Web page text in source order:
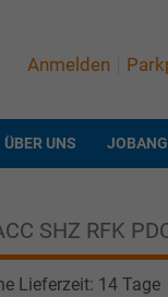
Anmelden
ÜBER UNS
SHZ RFK
Lieferzeit: 14 Tage